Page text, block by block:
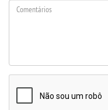
UNIESP
CONTATO